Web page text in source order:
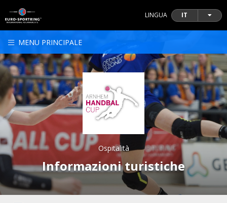
LINGUA IT
MENU PRINCIPALE
Ospitalità
Informazioni turistiche